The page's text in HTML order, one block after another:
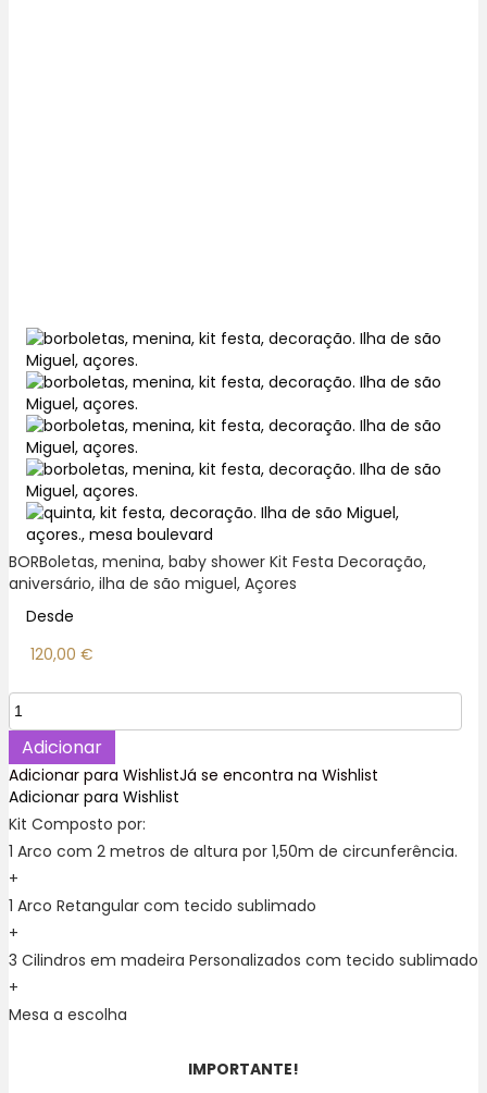
BORBoletas, menina, baby shower Kit Festa Decoração,
aniversário, ilha de são miguel, Açores
Desde
120,00 €
Quantidade
de
Borboletas
com
Menina
Casadinho
Kit
Festa
Decoração
,
de
São
Miguel.
Adicionar
Adicionar para WishlistJá se encontra na Wishlist
Adicionar para Wishlist
Kit Composto por:
1 Arco com 2 metros de altura por 1,50m de circunferência.
+
1 Arco Retangular com tecido sublimado
+
3 Cilindros em madeira Personalizados com tecido sublimado
+
Mesa a escolha
IMPORTANTE!